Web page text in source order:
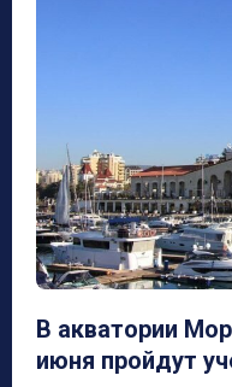
В акватории
июня пройдут